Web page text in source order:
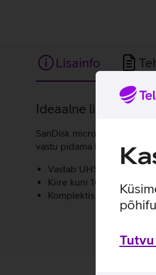
Lisainfo
Lisainfo
Ideaalne lisand
SanDisk microSDXC
vastu pidama ka kõige
Vastab UHS-I U3 ja V30
Kiire kuni 100 MB/s
Komplektis lisaks ka